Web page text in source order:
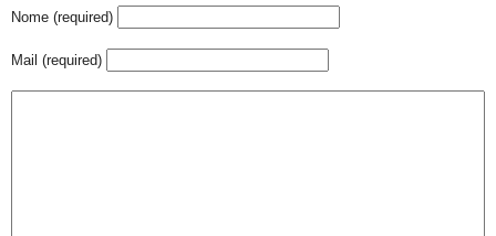
Nome (required)
Mail (required)